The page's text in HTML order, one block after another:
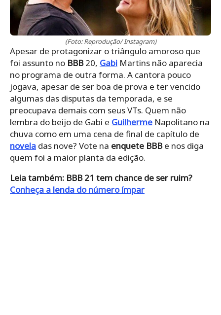
(Foto: Reprodução/ Instagram)
Apesar de protagonizar o triângulo amoroso que
foi assunto no BBB20, Gabi Martins não aparecia
no programa de outra forma. A cantora pouco
jogava, apesar de ser boa de prova e ter vencido
algumas das disputas da temporada, e se
preocupava demais com seus VTs. Quem não
lembra do beijo de Gabi e Guilherme Napolitano na
chuva como em uma cena de final de capítulo de
novela das nove? Vote na enquete BBBe nos diga
quem foi a maior planta da edição.
Leia também: BBB 21 tem chance de ser ruim?
Conheça a lenda do número ímpar